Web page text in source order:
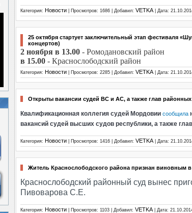
Категория: Новости | Просмотров: 1686 | Добавил: VETKA| Дата:
25 октября стартует заключительный этап фестиваля
концертов)
2 ноября в 13.00 - Ромодановский район
в 15.00 - Краснослободский район
Категория: Новости | Просмотров: 2285 | Добавил: VETKA| Дата:
Открыты вакансии судей ВС и АС, а также глав
Квалификационная коллегия судей Мордовии сообщила
вакансий судей высших судов республики, а также
Категория: Новости | Просмотров: 1416 | Добавил: VETKA| Дата:
Житель Краснослободского района признан виновным
Краснослободский районный суд вынес
Пивоварова С.Е.
Категория: Новости | Просмотров: 1103 | Добавил: VETKA| Дата: